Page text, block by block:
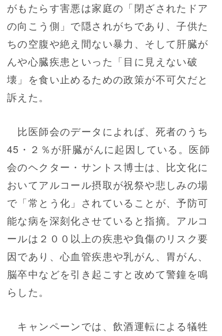
がもたらす害悪は家庭の「閉ざされたドア
の向こう側」で隠されがちであり、子供た
ちの空腹や絶え間ない暴力、そして肝臓が
んや心臓疾患といった「目に見えない破
壊」を食い止めるための政策が不可欠だと
訴えた。
比医師会のデータによれば、死者のうち
45・２％が肝臓がんに起因している。医師
会のヘクター・サントス博士は、比文化に
おいてアルコール摂取が祝祭や悲しみの場
で「常とう化」されていることが、予防可
能な病を深刻化させていると指摘。アルコ
ールは２００以上の疾患や負傷のリスク要
因であり、心血管疾患や乳がん、胃がん、
脳卒中などを引き起こすと改めて警鐘を鳴
らした。
キャンペーンでは、飲酒運転による犠牲